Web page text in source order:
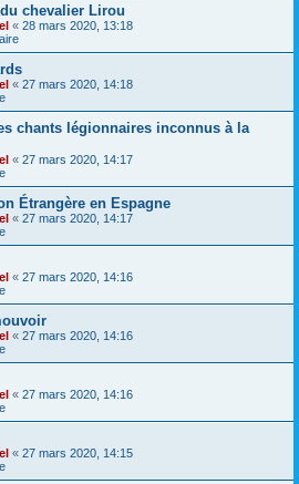
chevalier Lirou
« 28 mars 2020, 13:18
« 27 mars 2020, 14:18
chants légionnaires inconnus à la
« 27 mars 2020, 14:17
Étrangère en Espagne
« 27 mars 2020, 14:17
« 27 mars 2020, 14:16
« 27 mars 2020, 14:16
« 27 mars 2020, 14:16
« 27 mars 2020, 14:15